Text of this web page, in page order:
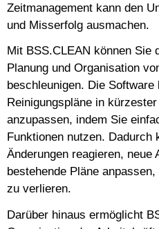
Zeitmanagement kann den
und Misserfolg ausmachen.
Mit BSS.CLEAN können Sie
Planung und Organisation
beschleunigen. Die
Reinigungspläne in
anzupassen, indem Sie
Funktionen nutzen. Dadurch
Änderungen reagieren, neue
bestehende Pläne
zu verlieren.
Darüber hinaus ermöglicht